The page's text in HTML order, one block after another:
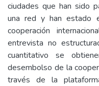
ciudades que han sido
una red y han estado
cooperación
entrevista no
cuantitativo se
desembolso de la
través de la